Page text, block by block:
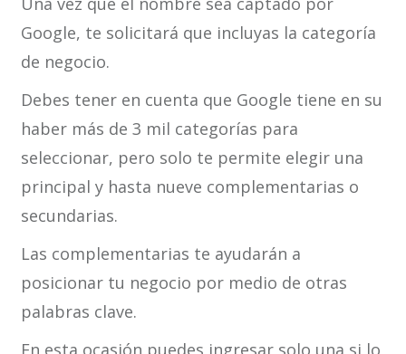
Google, te solicitará que incluyas la categoría
de negocio.
Debes tener en cuenta que Google tiene en su
haber más de 3 mil categorías para
seleccionar, pero solo te permite elegir una
principal y hasta nueve complementarias o
secundarias.
Las complementarias te ayudarán a
posicionar tu negocio por medio de otras
palabras clave.